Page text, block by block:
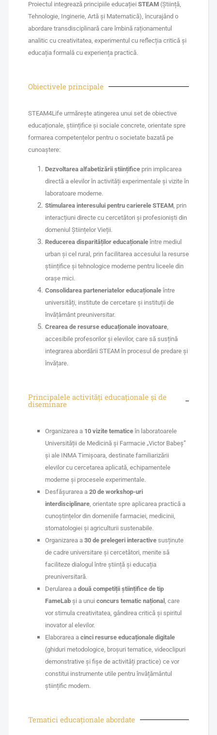
Proiectul integrează principiile educației STEAM(Știință,
Tehnologie, Inginerie, Artă și Matematică), încurajând o
abordare transdisciplinară care îmbină raționamentul
analitic cu creativitatea, experimentul cu reflecția critică și
educația formală cu experiența practică.
Obiectivele principale
STEAM4Life urmărește atingerea unui set de obiective
educaționale, științifice și sociale concrete, orientate spre
formarea competențelor pentru o societate bazată pe
cunoaștere:
Dezvoltarea alfabetizării științificeprin implicarea
directă a elevilor în activități experimentale și vizite în
laboratoare moderne.
Stimularea interesului pentru carierele STEAM, prin
interacțiuni directe cu cercetători și profesioniști din
domeniul Științelor Vieții.
Reducerea disparităților educaționaleîntre mediul
urban și cel rural, prin facilitarea accesului la resurse
științifice și tehnologice moderne pentru liceele din
orașe mici.
Consolidarea parteneriatelor educaționaleîntre
universități, institute de cercetare și instituții de
învățământ preuniversitar.
Crearea de resurse educaționale inovatoare,
accesibile profesorilor și elevilor, care să susțină
integrarea abordării STEAM în procesul de predare și
învățare.
Principalele activități educaționale și de
diseminare
Organizarea a 10 vizite tematiceîn laboratoarele
Universității de Medicină și Farmacie „Victor Babeș”
și ale INMA Timișoara, destinate familiarizării
elevilor cu cercetarea aplicată, echipamentele
moderne și procesele experimentale.
Desfășurarea a 20 de workshop-uri
interdisciplinare, orientate spre aplicarea practică a
cunoștințelor din domeniile farmaciei, medicinii,
stomatologiei și agriculturii sustenabile.
Organizarea a 30 de prelegeri interactivesusținute
de cadre universitare și cercetători, menite să
faciliteze dialogul între știință și educația
preuniversitară.
Derularea a două competiții științifice de tip
FameLabși a unui concurs tematic național , care
vor stimula creativitatea, gândirea critică și spiritul
inovator al elevilor.
Elaborarea a cinci resurse educaționale digitale
(ghiduri metodologice, broșuri tematice, videoclipuri
demonstrative și fișe de activități practice) ce vor
constitui instrumente utile pentru învățământul
științific modern.
Tematici educaționale abordate